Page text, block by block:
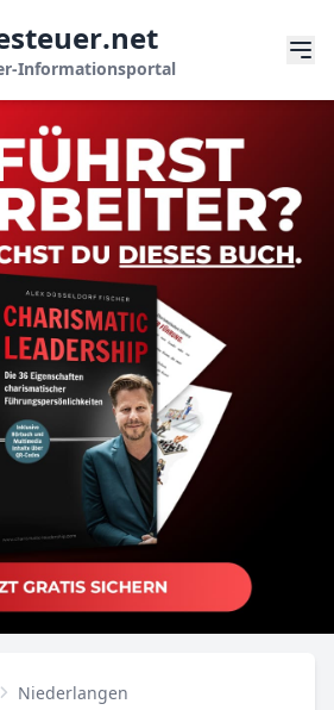
.net
Informationsportal
Niederlangen